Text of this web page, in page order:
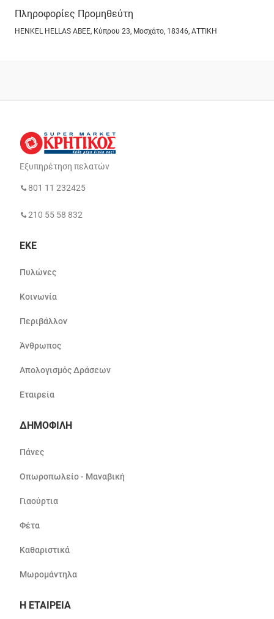
Πληροφορίες Προμηθεύτη
HENKEL HELLAS ΑΒΕΕ, Κύπρου 23, Μοσχάτο, 18346, ΑΤΤΙΚΗ
Εξυπηρέτηση πελατών
801 11 232425
210 55 58 832
ΕΚΕ
Πυλώνες
Κοινωνία
Περιβάλλον
Άνθρωπος
Απολογισμός Δράσεων
Εταιρεία
ΔΗΜΟΦΙΛΗ
Πάνες
Οπωροπωλείο - Μαναβική
Γιαούρτια
Φέτα
Καθαριστικά
Μωρομάντηλα
Η ΕΤΑΙΡΕΙΑ